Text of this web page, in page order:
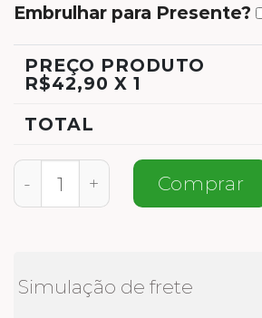
Embrulhar para Presente?
PREÇO PRODUTO
R$42,90 X 1
TOTAL
Meias Personalizadas
Comprar
Simulação de frete